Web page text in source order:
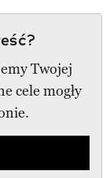
Twojej
cele mogły